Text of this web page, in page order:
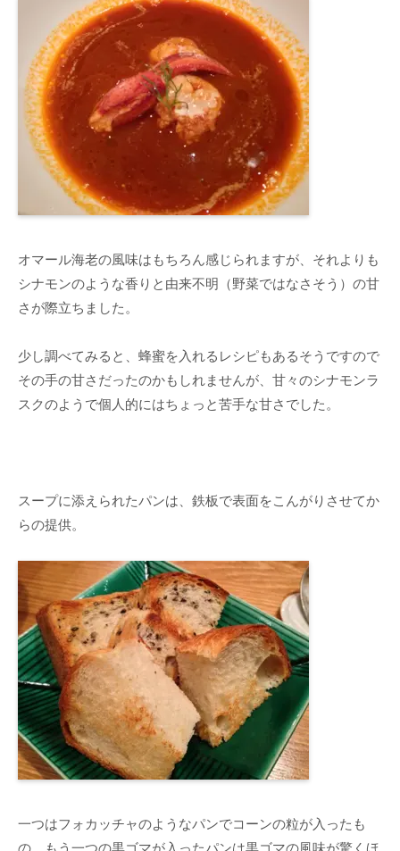
オマール海老の風味はもちろん感じられますが、それよりも
シナモンのような香りと由来不明（野菜ではなさそう）の甘
さが際立ちました。
少し調べてみると、蜂蜜を入れるレシピもあるそうですので
その手の甘さだったのかもしれませんが、甘々のシナモンラ
スクのようで個人的にはちょっと苦手な甘さでした。
スープに添えられたパンは、鉄板で表面をこんがりさせてか
らの提供。
一つはフォカッチャのようなパンでコーンの粒が入ったも